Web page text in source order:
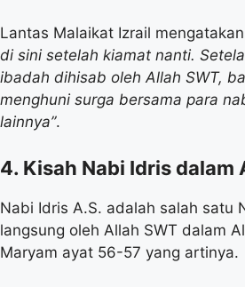
Lantas Malaikat Izrail mengatakan
di sini setelah kiamat nanti.
ibadah dihisab oleh Allah SWT,
menghuni surga bersama para
lainnya”.
4. Kisah Nabi Idris dalam
Nabi Idris A.S. adalah salah satu
langsung oleh Allah SWT dalam
Maryam ayat 56-57 yang artinya.